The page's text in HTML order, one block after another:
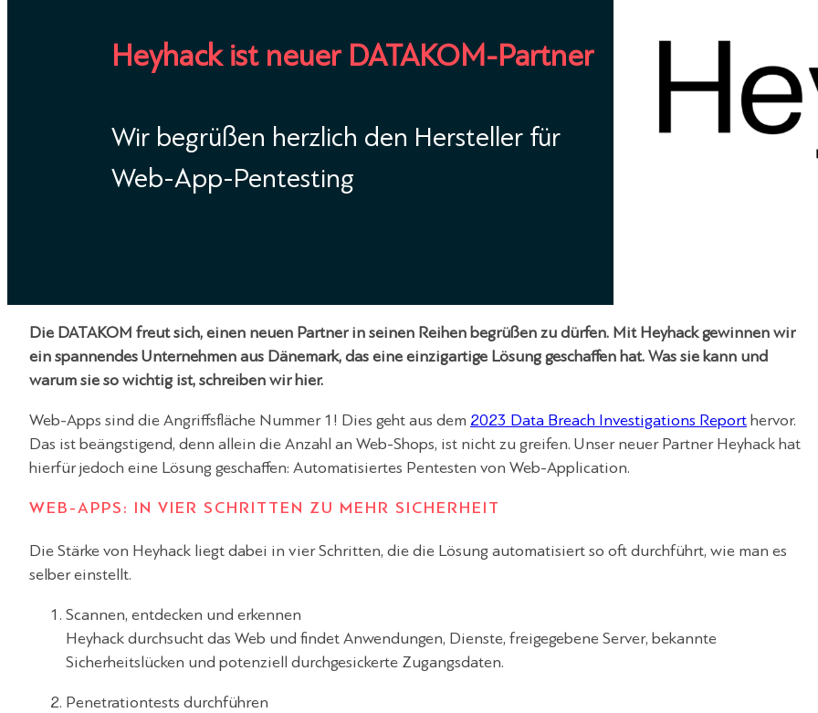
Heyhack ist neuer DATAKOM-Partner
Wir begrüßen herzlich den Hersteller für
Web-App-Pentesting
Die DATAKOM freut sich, einen neuen Partner in seinen Reihen begrüßen zu dürfen. Mit Heyhack gewinnen wir
ein spannendes Unternehmen aus Dänemark, das eine einzigartige Lösung geschaffen hat. Was sie kann und
warum sie so wichtig ist, schreiben wir hier.
Web-Apps sind die Angriffsfläche Nummer 1! Dies geht aus dem 2023 Data Breach Investigations Reporthervor.
Das ist beängstigend, denn allein die Anzahl an Web-Shops, ist nicht zu greifen. Unser neuer Partner Heyhack hat
hierfür jedoch eine Lösung geschaffen: Automatisiertes Pentesten von Web-Application.
WEB-APPS: IN VIER SCHRITTEN ZU MEHR SICHERHEIT
Die Stärke von Heyhack liegt dabei in vier Schritten, die die Lösung automatisiert so oft durchführt, wie man es
selber einstellt.
Scannen, entdecken und erkennen
Heyhack durchsucht das Web und findet Anwendungen, Dienste, freigegebene Server, bekannte
Sicherheitslücken und potenziell durchgesickerte Zugangsdaten.
Penetrationtests durchführen